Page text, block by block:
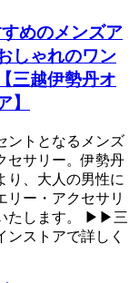
めのメンズア
しゃれのワン
三越伊勢丹オ
】
ントとなるメンズ
セサリー。伊勢丹
り、大人の男性に
リー・アクセサリ
たします。 ▶▶三
ンストアで詳しく